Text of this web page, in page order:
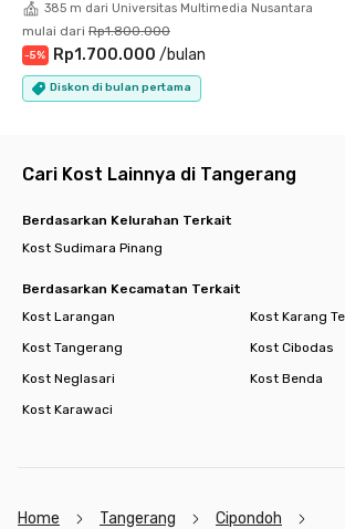
- Binus University 0.85 km
- Universitas Bunda Mulia 0.85 km
- Sekolah Santa Laurensia 3 km
Pusat Perbelanjaan
- Mall@Alam Sutera 1.8 km
Rumah Sakit
Pusat Kuliner
- Flavor Bliss 3.7 km
Masjid/Gereja/Vihara
- Gereja Katolik St. Laurensius 2.6 km
- Vihara Siripada 6 km
Minimarket
- Alfamart 34 m
385 m dari Universitas Multimedia Nusantara
mulai dari Rp1.800.000
-5% Rp1.700.000 /bulan
Diskon di bulan pertama
Cari Kost Lainnya di Tangerang
Berdasarkan Kelurahan Terkait
Kost Sudimara Pinang
Berdasarkan Kecamatan Terkait
Kost Larangan
Kost Karang
Kost Tangerang
Kost Cibodas
Kost Neglasari
Kost Benda
Kost Karawaci
Home Tangerang
Cipondoh